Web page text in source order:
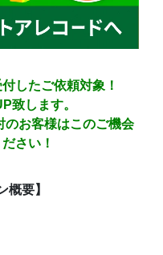
したご依頼対象！
致します。
のお客様はこのご機会
さい！
概要】